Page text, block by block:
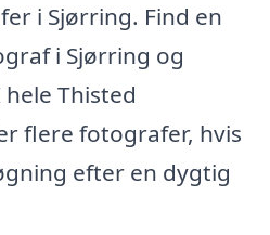
i Sjørring. Find en
i Sjørring og
Thisted
flere fotografer, hvis
efter en dygtig